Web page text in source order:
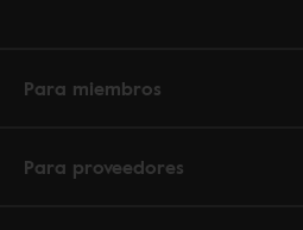
Para miembros
Para proveedores